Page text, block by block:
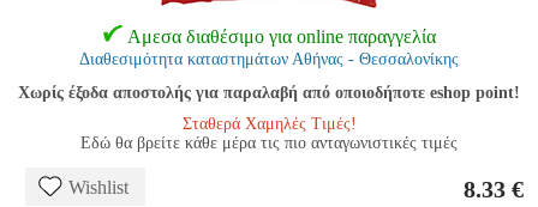
Αμεσα διαθέσιμο για online παραγγελία
Διαθεσιμότητα καταστημάτων Αθήνας - Θεσσαλονίκης
Χωρίς έξοδα αποστολής για παραλαβή από οποιοδήποτε eshop point!
Σταθερά Χαμηλές Τιμές!
Εδώ θα βρείτε κάθε μέρα τις πιο ανταγωνιστικές τιμές
Wishlist 8.33 €